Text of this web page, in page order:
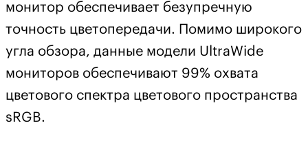
монитор обеспечивает безупречную
точность цветопередачи. Помимо широкого
угла обзора, данные модели UltraWide
мониторов обеспечивают 99% охвата
цветового спектра цветового пространства
sRGB.